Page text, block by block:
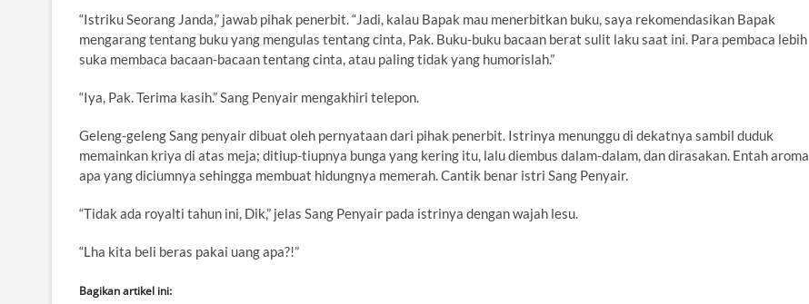
“Istriku Seorang Janda,” jawab pihak penerbit. “Jadi, kalau Bapak mau menerbitkan buku, saya rekomendasikan Bapak
mengarang tentang buku yang mengulas tentang cinta, Pak. Buku-buku bacaan berat sulit laku saat ini. Para pembaca lebih
suka membaca bacaan-bacaan tentang cinta, atau paling tidak yang humorislah.”
“Iya, Pak. Terima kasih.” Sang Penyair mengakhiri telepon.
Geleng-geleng Sang penyair dibuat oleh pernyataan dari pihak penerbit. Istrinya menunggu di dekatnya sambil duduk
memainkan kriya di atas meja; ditiup-tiupnya bunga yang kering itu, lalu diembus dalam-dalam, dan dirasakan. Entah aroma
apa yang diciumnya sehingga membuat hidungnya memerah. Cantik benar istri Sang Penyair.
“Tidak ada royalti tahun ini, Dik,” jelas Sang Penyair pada istrinya dengan wajah lesu.
“Lha kita beli beras pakai uang apa?!”
Bagikan artikel ini: